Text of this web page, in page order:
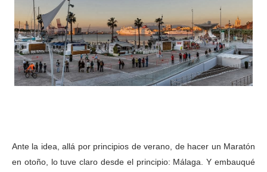
Ante la idea, allá por principios de verano, de hacer un Maratón
en otoño, lo tuve claro desde el principio: Málaga. Y embauqué